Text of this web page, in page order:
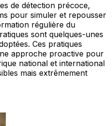
de détection précoce,
pour simuler et repousser
régulière du
sont quelques-unes
Ces pratiques
approche proactive pour
national et international
mais extrêmement